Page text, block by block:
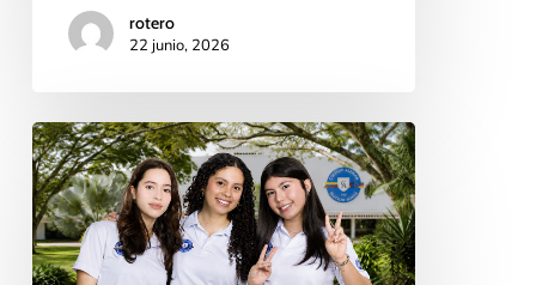
rotero
22 junio, 2026